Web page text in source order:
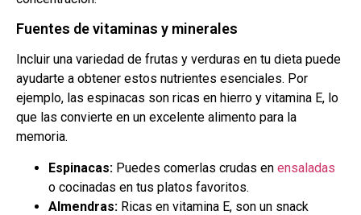
Fuentes de vitaminas y minerales
Incluir una variedad de frutas y verduras en tu dieta puede
ayudarte a obtener estos nutrientes esenciales. Por
ejemplo, las espinacas son ricas en hierro y vitamina E, lo
que las convierte en un excelente alimento para la
memoria.
Espinacas: Puedes comerlas crudas en ensaladas
o cocinadas en tus platos favoritos.
Almendras: Ricas en vitamina E, son un snack